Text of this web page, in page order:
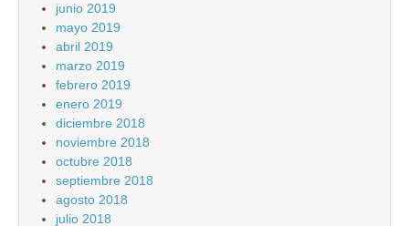
junio 2019
mayo 2019
abril 2019
marzo 2019
febrero 2019
enero 2019
diciembre 2018
noviembre 2018
octubre 2018
septiembre 2018
agosto 2018
julio 2018